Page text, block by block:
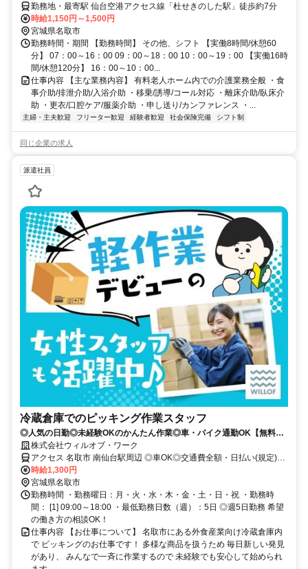
勤務地・最寄駅 仙台空港アクセス線「杜せきのした駅」徒歩約7分
時給1,150円～1,500円
宮城県名取市
勤務時間・期間 【勤務時間】 その他、シフト 【実働8時間/休憩60
分】 07：00～16：00 09：00～18：00 10：00～19：00 【実働16時
間/休憩120分】 16：00～10：00...
仕事内容 【主な業務内容】 有料老人ホーム内での介護業務全般 ・食
事介助/排泄介助/入浴介助 ・移乗/誘導/コール対応 ・離床介助/臥床介
助 ・更衣/口腔ケア/服薬介助 ・申し送り/カンファレンス ・...
主婦・主夫歓迎 フリーター歓迎 経験者歓迎 社会保険完備 シフト制
同じ企業の求人
派遣社員
冷蔵倉庫でのピッキング作業スタッフ
◎人気の日勤◎未経験OKのかんたん作業◎車・バイク通勤OK【無料駐
車場完備】
株式会社ウィルオブ・ワーク
アクセス 名取市 南仙台駅周辺 ◎車OK◎交通費全額・日払い(規定)◎
当月中・翌月入社大歓迎♪
時給1,300円
宮城県名取市
勤務時間 ・勤務曜日：月・火・水・木・金・土・日・祝 ・勤務時
間： [1] 09:00～18:00 ・最低勤務日数（週）：5日 ◎週5日勤務 希望
の働き方の相談OK！
仕事内容 【お仕事について】 名取市にある外食産業向け冷蔵倉庫内
で ピッキングのお仕事です！ 多様な商品を扱うため 毎日新しい発見
があり、 みんなで一斉に作業するので 未経験でも安心して始められ